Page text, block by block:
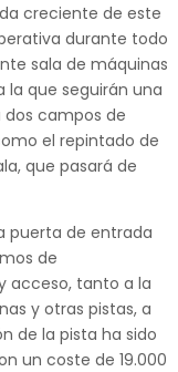
creciente de este
durante todo
sala de máquinas
que seguirán una
campos de
el repintado de
que pasará de
puerta de entrada
de
acceso, tanto a la
y otras pistas, a
de la pista ha sido
un coste de 19.000